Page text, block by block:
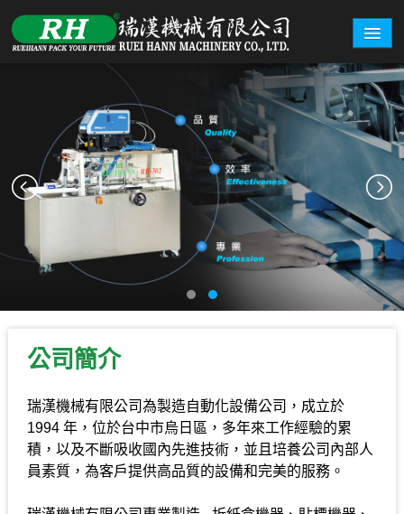
關於瑞漢
機型總覽
盒型範例
詢價系統
展覽資訊
聯絡我們
公司簡介
瑞漢機械有限公司為製造自動化設備公司，成立於
1994 年，位於台中市烏日區，多年來工作經驗的累
積，以及不斷吸收國內先進技術，並且培養公司內部人
員素質，為客戶提供高品質的設備和完美的服務。